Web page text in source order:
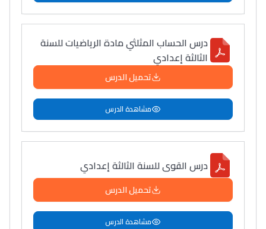
درس الحساب المثلثي مادة الرياضيات للسنة
الثالثة إعدادي
تحميل الدرس
مشاهدة الدرس
درس القوى للسنة الثالثة إعدادي
تحميل الدرس
مشاهدة الدرس